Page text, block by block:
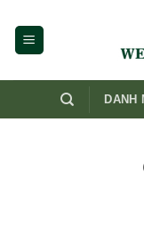
content
DANH